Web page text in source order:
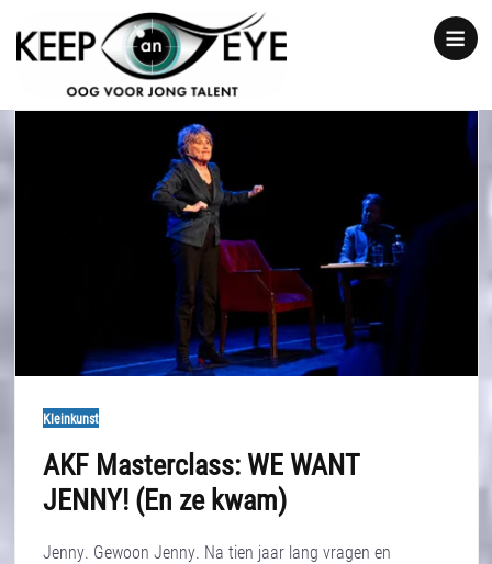
Show
notice
Kleinkunst
AKF Masterclass: WE WANT
JENNY! (En ze kwam)
Jenny. Gewoon Jenny. Na tien jaar lang vragen en